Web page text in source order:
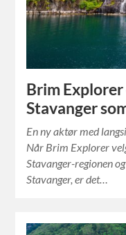
Brim
Stavanger
En ny aktør med
Når Brim Explorer
Stavanger-regionen
Stavanger, er det…